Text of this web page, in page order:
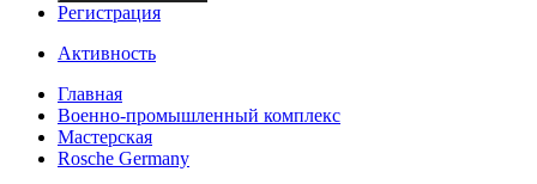
Регистрация
Активность
Главная
Военно-промышленный комплекс
Мастерская
Rosche Germany